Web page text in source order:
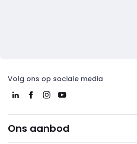
Volg ons op sociale media
Ons aanbod